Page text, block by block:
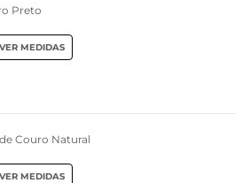
Preto
VER MEDIDAS
Couro Natural
VER MEDIDAS